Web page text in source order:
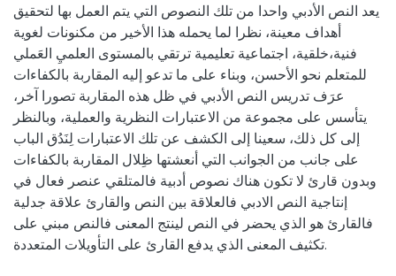
يعد النص الأدبي واحدا من تلك النصوص التي يتم العمل بها لتحقيق
أهداف معينة، نظرا لما يحمله هذا الأخير من مكنونات لغوية
فنية،خلقية، اجتماعية تعليمية ترتقي بالمستوى العلميِ العَملي
للمتعلم نحو الأحسن، وبناء على ما تدعو إليه المقاربة بالكفاءات
عرَف تدريس النص الأدبي في ظل هذه المقاربة تصورا آخر،
يتأسس على مجموعة من الاعتبارات النظرية والعملية، وبالنظر
إلى كل ذلك، سعينا إلى الكشف عن تلك الاعتبارات لِنَدُق الباب
على جانب من الجوانب التي أنعشتها ظِلال المقاربة بالكفاءات
وبدون قارئ لا تكون هناك نصوص أدبية فالمتلقي عنصر فعال في
إنتاجية النص الادبي فالعلاقة بين النص والقارئ علاقة جدلية
فالقارئ هو الذي يحضر في النص لينتج المعنى فالنص مبني على
تكثيف المعنى الذي يدفع القارئ على التأويلات المتعددة.